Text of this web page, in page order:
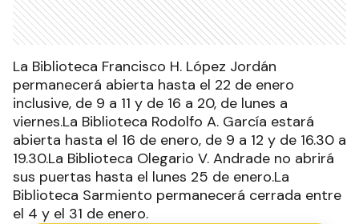
La Biblioteca Francisco H. López Jordán
permanecerá abierta hasta el 22 de enero
inclusive, de 9 a 11 y de 16 a 20, de lunes a
viernes.La Biblioteca Rodolfo A. García estará
abierta hasta el 16 de enero, de 9 a 12 y de 16.30 a
19.30.La Biblioteca Olegario V. Andrade no abrirá
sus puertas hasta el lunes 25 de enero.La
Biblioteca Sarmiento permanecerá cerrada entre
el 4 y el 31 de enero.